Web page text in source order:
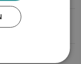
resultaat